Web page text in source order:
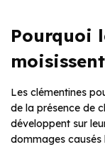
Pourquoi
Les clémentines
de la présence de
développent sur
dommages